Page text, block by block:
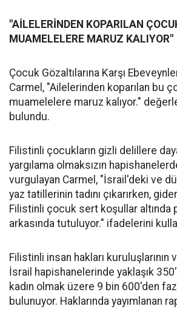
"AİLELERİNDEN KOPARILAN
MUAMELELERE MARUZ KALIYOR"
Çocuk Gözaltılarına Karşı
Carmel, "Ailelerinden koparılan bu
muamelelere maruz kalıyor."
bulundu.
Filistinli çocukların gizli delillere
yargılama olmaksızın
vurgulayan Carmel, "İsrail'deki ve
yaz tatillerinin tadını çıkarırken,
Filistinli çocuk sert koşullar altında
arkasında tutuluyor." ifadelerini
Filistinli insan hakları
İsrail hapishanelerinde yaklaşık
kadın olmak üzere 9 bin 600'den
bulunuyor. Haklarında yayımlanan